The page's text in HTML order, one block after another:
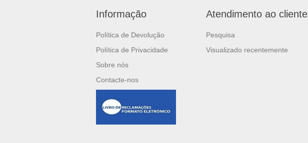
Informação
Política de Devolução
Política de Privacidade
Sobre nós
Contacte-nos
Atendimento ao cliente
Pesquisa
Visualizado recentemente